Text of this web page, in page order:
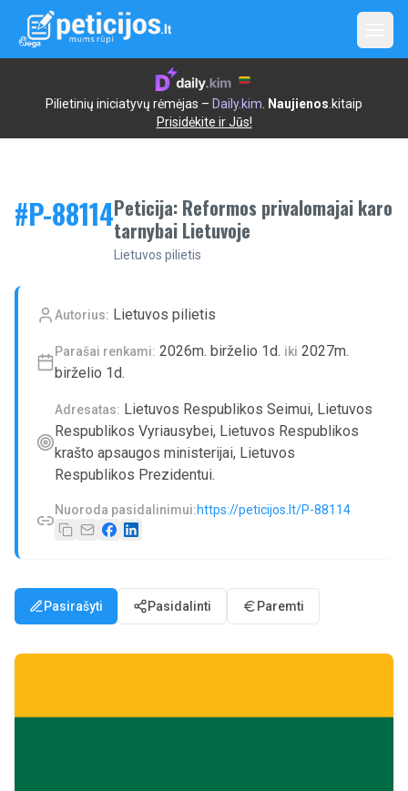
Pilietinių iniciatyvų rėmėjas – Daily.kim Naujienos .kitaip
Prisidėkite ir Jūs!
#P-88114Peticija: Reformos privalomajai karo
tarnybai Lietuvoje
Lietuvos pilietis
Autorius: Lietuvos pilietis
Parašai renkami: 2026m. birželio 1d. iki 2027m.
birželio 1d.
Adresatas: Lietuvos Respublikos Seimui, Lietuvos
Respublikos Vyriausybei, Lietuvos Respublikos
krašto apsaugos ministerijai, Lietuvos
Respublikos Prezidentui.
Nuoroda pasidalinimui:https://peticijos.lt/P-88114
Pasirašyti Pasidalinti Paremti